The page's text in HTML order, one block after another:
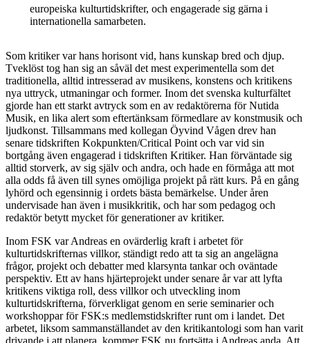
europeiska kulturtidskrifter, och engagerade sig gärna i
internationella samarbeten.
Som kritiker var hans horisont vid, hans kunskap bred och djup.
Tveklöst tog han sig an såväl det mest experimentella som det
traditionella, alltid intresserad av musikens, konstens och kritikens
nya uttryck, utmaningar och former. Inom det svenska kulturfältet
gjorde han ett starkt avtryck som en av redaktörerna för Nutida
Musik, en lika alert som eftertänksam förmedlare av konstmusik och
ljudkonst. Tillsammans med kollegan Öyvind Vågen drev han
senare tidskriften Kokpunkten/Critical Point och var vid sin
bortgång även engagerad i tidskriften Kritiker. Han förväntade sig
alltid storverk, av sig själv och andra, och hade en förmåga att mot
alla odds få även till synes omöjliga projekt på rätt kurs. På en gång
lyhörd och egensinnig i ordets bästa bemärkelse. Under åren
undervisade han även i musikkritik, och har som pedagog och
redaktör betytt mycket för generationer av kritiker.
Inom FSK var Andreas en ovärderlig kraft i arbetet för
kulturtidskrifternas villkor, ständigt redo att ta sig an angelägna
frågor, projekt och debatter med klarsynta tankar och oväntade
perspektiv. Ett av hans hjärteprojekt under senare år var att lyfta
kritikens viktiga roll, dess villkor och utveckling inom
kulturtidskrifterna, förverkligat genom en serie seminarier och
workshoppar för FSK:s medlemstidskrifter runt om i landet. Det
arbetet, liksom sammanställandet av den kritikantologi som han varit
drivande i att planera, kommer FSK nu fortsätta i Andreas anda. Att